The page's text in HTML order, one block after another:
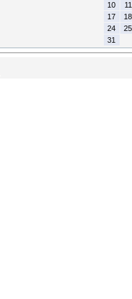
10
11
17
18
24
25
31